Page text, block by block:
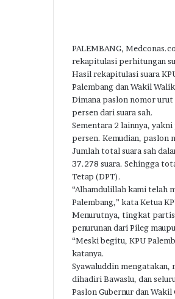
PALEMBANG,
rekapitulasi perhitungan
Hasil rekapitulasi suara
Palembang dan Wakil
Dimana paslon nomor urut
persen dari suara sah.
Sementara 2 lainnya,
persen. Kemudian, paslon
Jumlah total suara sah
37.278 suara. Sehingga
Tetap (DPT).
“Alhamdulillah kami telah
Palembang,” kata Ketua
Menurutnya, tingkat
penurunan dari Pileg
“Meski begitu, KPU
katanya.
Syawaluddin
dihadiri Bawaslu, dan
Paslon Gubernur dan Wakil